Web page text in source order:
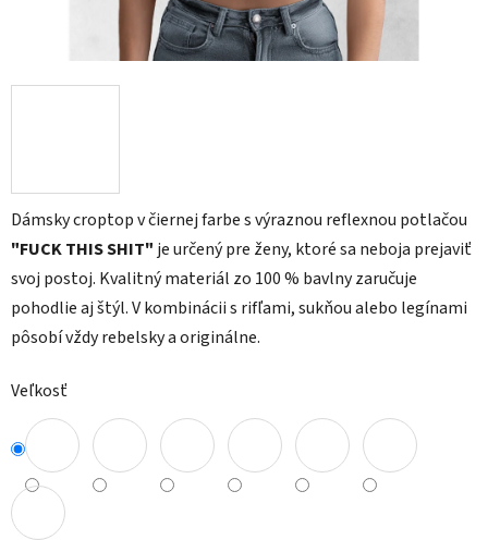
Dámsky croptop v čiernej farbe s výraznou reflexnou potlačou
"FUCK THIS SHIT" je určený pre ženy, ktoré sa neboja prejaviť
svoj postoj. Kvalitný materiál zo 100 % bavlny zaručuje
pohodlie aj štýl. V kombinácii s rifľami, sukňou alebo legínami
pôsobí vždy rebelsky a originálne.
Veľkosť